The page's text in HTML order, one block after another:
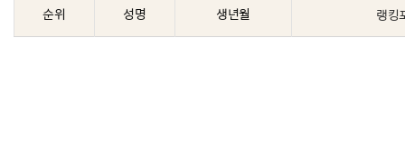
순위 성명 생년월 랭킹